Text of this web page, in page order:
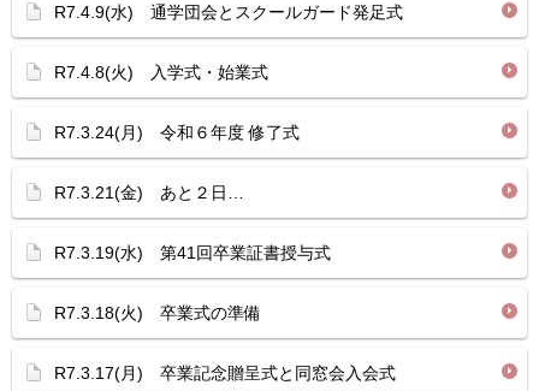
R7.4.9(水) 通学団会とスクールガード発足式
R7.4.8(火) 入学式・始業式
R7.3.24(月) 令和６年度 修了式
R7.3.21(金) あと２日…
R7.3.19(水) 第41回卒業証書授与式
R7.3.18(火) 卒業式の準備
R7.3.17(月) 卒業記念贈呈式と同窓会入会式